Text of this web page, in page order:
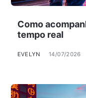
Como
tempo real
EVELYN 14/07/2026